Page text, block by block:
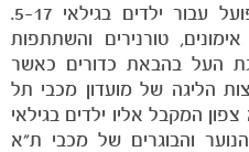
לכדורגל דרום בקרית שלום פועל עבור ילדים בגילאי 5-17.
טורנירים והשתתפות
העל בהבאת כדורים כאשר
הליגה של מועדון מכבי תל
המקבל אליו ילדים בגילאי
הנוער והבוגרים של מכבי ת"א